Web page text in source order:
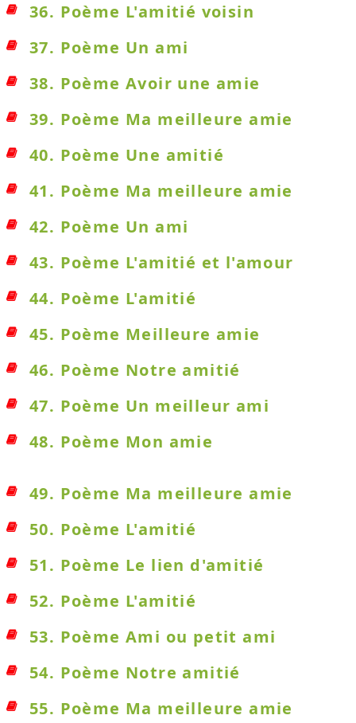
36. Poème L'amitié voisin
37. Poème Un ami
38. Poème Avoir une amie
39. Poème Ma meilleure amie
40. Poème Une amitié
41. Poème Ma meilleure amie
42. Poème Un ami
43. Poème L'amitié et l'amour
44. Poème L'amitié
45. Poème Meilleure amie
46. Poème Notre amitié
47. Poème Un meilleur ami
48. Poème Mon amie
49. Poème Ma meilleure amie
50. Poème L'amitié
51. Poème Le lien d'amitié
52. Poème L'amitié
53. Poème Ami ou petit ami
54. Poème Notre amitié
55. Poème Ma meilleure amie